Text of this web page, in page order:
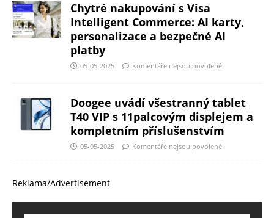
Chytré nakupování s Visa
Intelligent Commerce: AI karty,
personalizace a bezpečné AI
platby
05-05-2025 Komentáře nejsou povolené
Doogee uvádí všestranný tablet
T40 VIP s 11palcovým displejem a
kompletním příslušenstvím
05-05-2025 Komentáře nejsou povolené
Reklama/Advertisement